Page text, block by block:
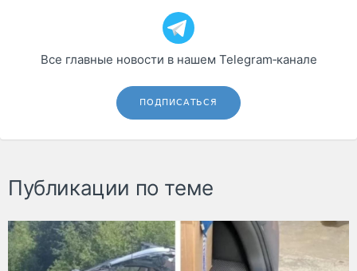
Все главные новости в нашем Telegram‑канале
ПОДПИСАТЬСЯ
Публикации по теме